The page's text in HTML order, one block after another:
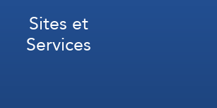
Sites et
Services